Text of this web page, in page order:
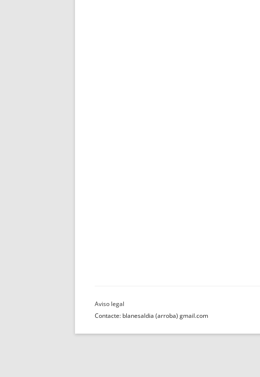
Contacte: blanesaldia (arroba) gmail.com